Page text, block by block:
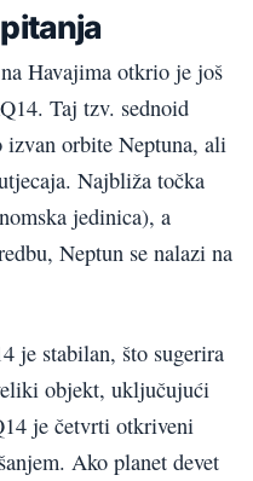
Havajima otkrio je još
Taj tzv. sednoid
izvan orbite Neptuna, ali
Najbliža točka
jedinica), a
Neptun se nalazi na
je stabilan, što sugerira
objekt, uključujući
je četvrti otkriveni
Ako planet devet